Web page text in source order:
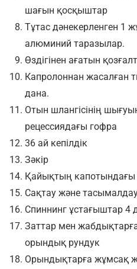
шағын қосқыштар
Тұтас дәнекерленген 1
алюминий таразылар.
Өздігінен ағатын
Капролоннан жасалған
дана.
Отын шлангісінің
рецессиядағы гофра
36 ай кепілдік
Зәкір
Қайықтың капотындағы
Сақтау және
Спиннинг ұстағыштар 4
Заттар мен
орындық рундук
Орындықтарға жұмсақ